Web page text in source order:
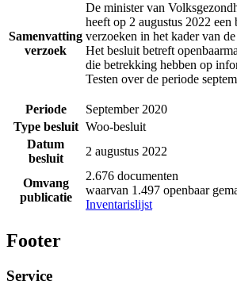
Samenvatting
verzoek
De minister van
heeft op 2 augustus 2022 een
verzoeken in het kader van
Het besluit betreft
die betrekking hebben op
Testen over de periode
Periode
September 2020
Type besluit Woo-besluit
Datum
besluit
2 augustus 2022
Omvang
publicatie
2.676 documenten
waarvan 1.497 openbaar
Inventarislijst
Footer
Service